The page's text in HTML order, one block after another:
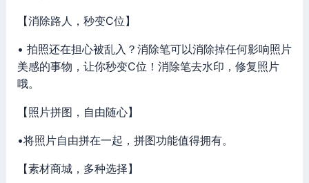
【消除路人，秒变C位】
• 拍照还在担心被乱入？消除笔可以消除掉任何影响照片
美感的事物，让你秒变C位！消除笔去水印，修复照片
哦。
【照片拼图，自由随心】
•将照片自由拼在一起，拼图功能值得拥有。
【素材商城，多种选择】